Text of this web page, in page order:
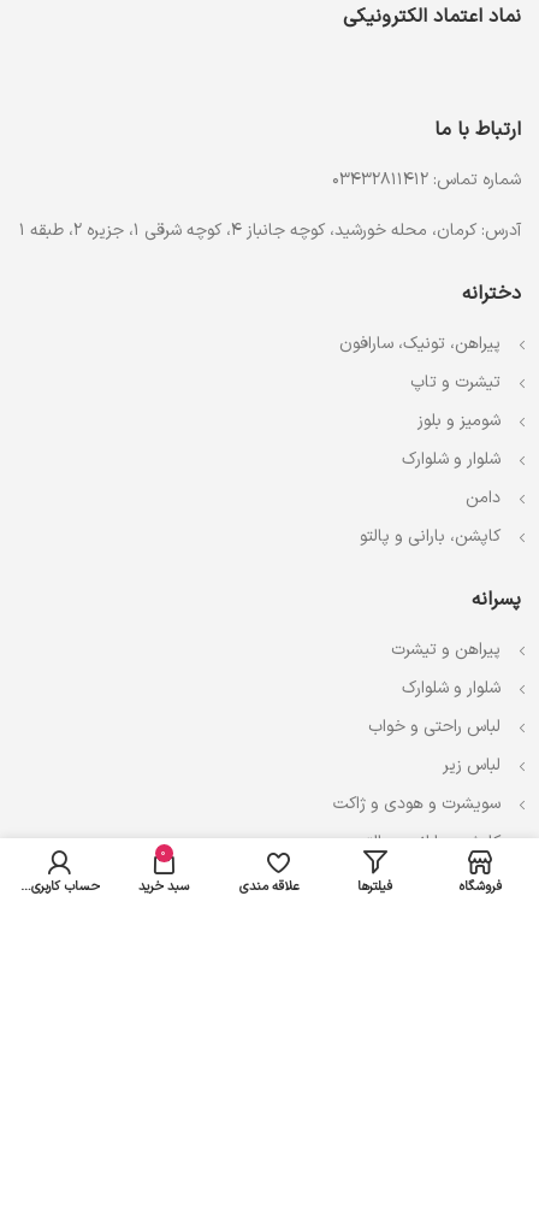
نماد اعتماد الکترونیکی
ارتباط با ما
شماره تماس: 03432811412
آدرس: کرمان، محله خورشید، کوچه جانباز 4، کوچه شرقی 1، جزیره 2، طبقه 1
دخترانه
پیراهن، تونیک، سارافون
تیشرت و تاپ
شومیز و بلوز
شلوار و شلوارک
دامن
کاپشن، بارانی و پالتو
پسرانه
پیراهن و تیشرت
شلوار و شلوارک
لباس راحتی و خواب
لباس زیر
سویشرت و هودی و ژاکت
کاپشن، بارانی و پالتو
فروشگاه فیلترها علاقه مندی
0
سبد خرید حساب کاربری من